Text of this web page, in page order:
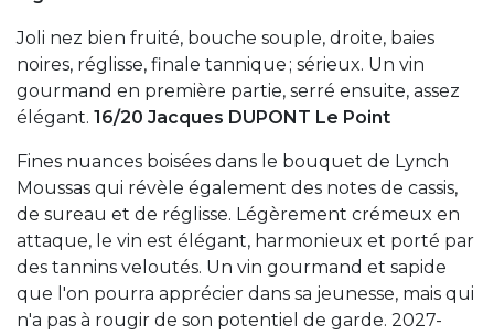
Joli nez bien fruité, bouche souple, droite, baies
noires, réglisse, finale tannique ; sérieux. Un vin
gourmand en première partie, serré ensuite, assez
élégant. 16/20 Jacques DUPONT Le Point
Fines nuances boisées dans le bouquet de Lynch
Moussas qui révèle également des notes de cassis,
de sureau et de réglisse. Légèrement crémeux en
attaque, le vin est élégant, harmonieux et porté par
des tannins veloutés. Un vin gourmand et sapide
que l'on pourra apprécier dans sa jeunesse, mais qui
n'a pas à rougir de son potentiel de garde. 2027-